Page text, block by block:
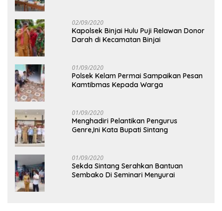
02/09/2020
Kapolsek Binjai Hulu Puji Relawan Donor
Darah di Kecamatan Binjai
01/09/2020
Polsek Kelam Permai Sampaikan Pesan
Kamtibmas Kepada Warga
01/09/2020
Menghadiri Pelantikan Pengurus
Genre,Ini Kata Bupati Sintang
01/09/2020
Sekda Sintang Serahkan Bantuan
Sembako Di Seminari Menyurai